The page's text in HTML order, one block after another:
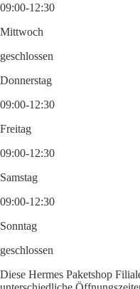
09:00-12:30
Mittwoch
geschlossen
Donnerstag
09:00-12:30
Freitag
09:00-12:30
Samstag
09:00-12:30
Sonntag
geschlossen
Diese Hermes Paketshop